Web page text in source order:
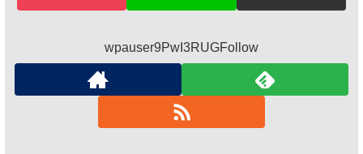
wpauser9PwI3RUGFollow